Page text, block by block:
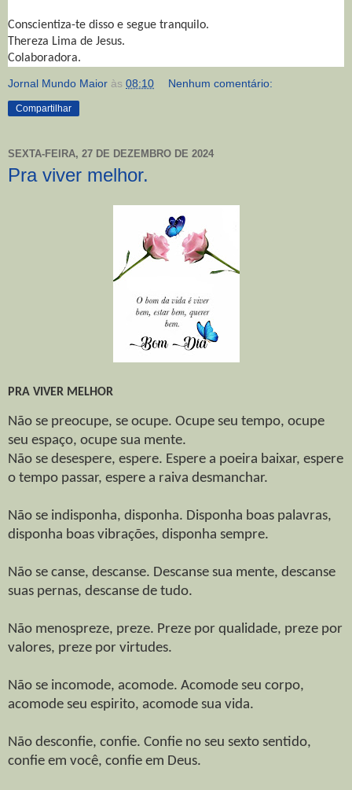
Conscientiza-te disso e segue tranquilo.
Thereza Lima de Jesus.
Colaboradora.
Jornal Mundo Maior às 08:10 Nenhum comentário:
Compartilhar
SEXTA-FEIRA, 27 DE DEZEMBRO DE 2024
Pra viver melhor.
PRA VIVER MELHOR
Não se preocupe, se ocupe. Ocupe seu tempo, ocupe
seu espaço, ocupe sua mente.
Não se desespere, espere. Espere a poeira baixar, espere
o tempo passar, espere a raiva desmanchar.
Não se indisponha, disponha. Disponha boas palavras,
disponha boas vibrações, disponha sempre.
Não se canse, descanse. Descanse sua mente, descanse
suas pernas, descanse de tudo.
Não menospreze, preze. Preze por qualidade, preze por
valores, preze por virtudes.
Não se incomode, acomode. Acomode seu corpo,
acomode seu espirito, acomode sua vida.
Não desconfie, confie. Confie no seu sexto sentido,
confie em você, confie em Deus.